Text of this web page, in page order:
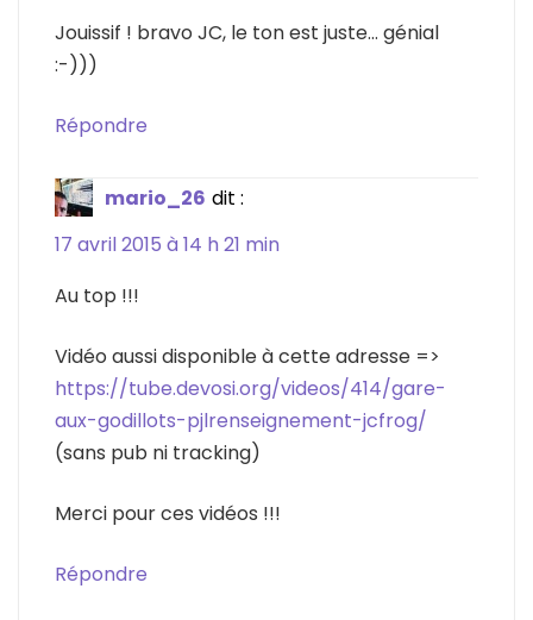
Jouissif ! bravo JC, le ton est juste… génial
:-)))
Répondre
mario_26 dit :
17 avril 2015 à 14 h 21 min
Au top !!!
Vidéo aussi disponible à cette adresse =>
https://tube.devosi.org/videos/414/gare-
aux-godillots-pjlrenseignement-jcfrog/
(sans pub ni tracking)
Merci pour ces vidéos !!!
Répondre